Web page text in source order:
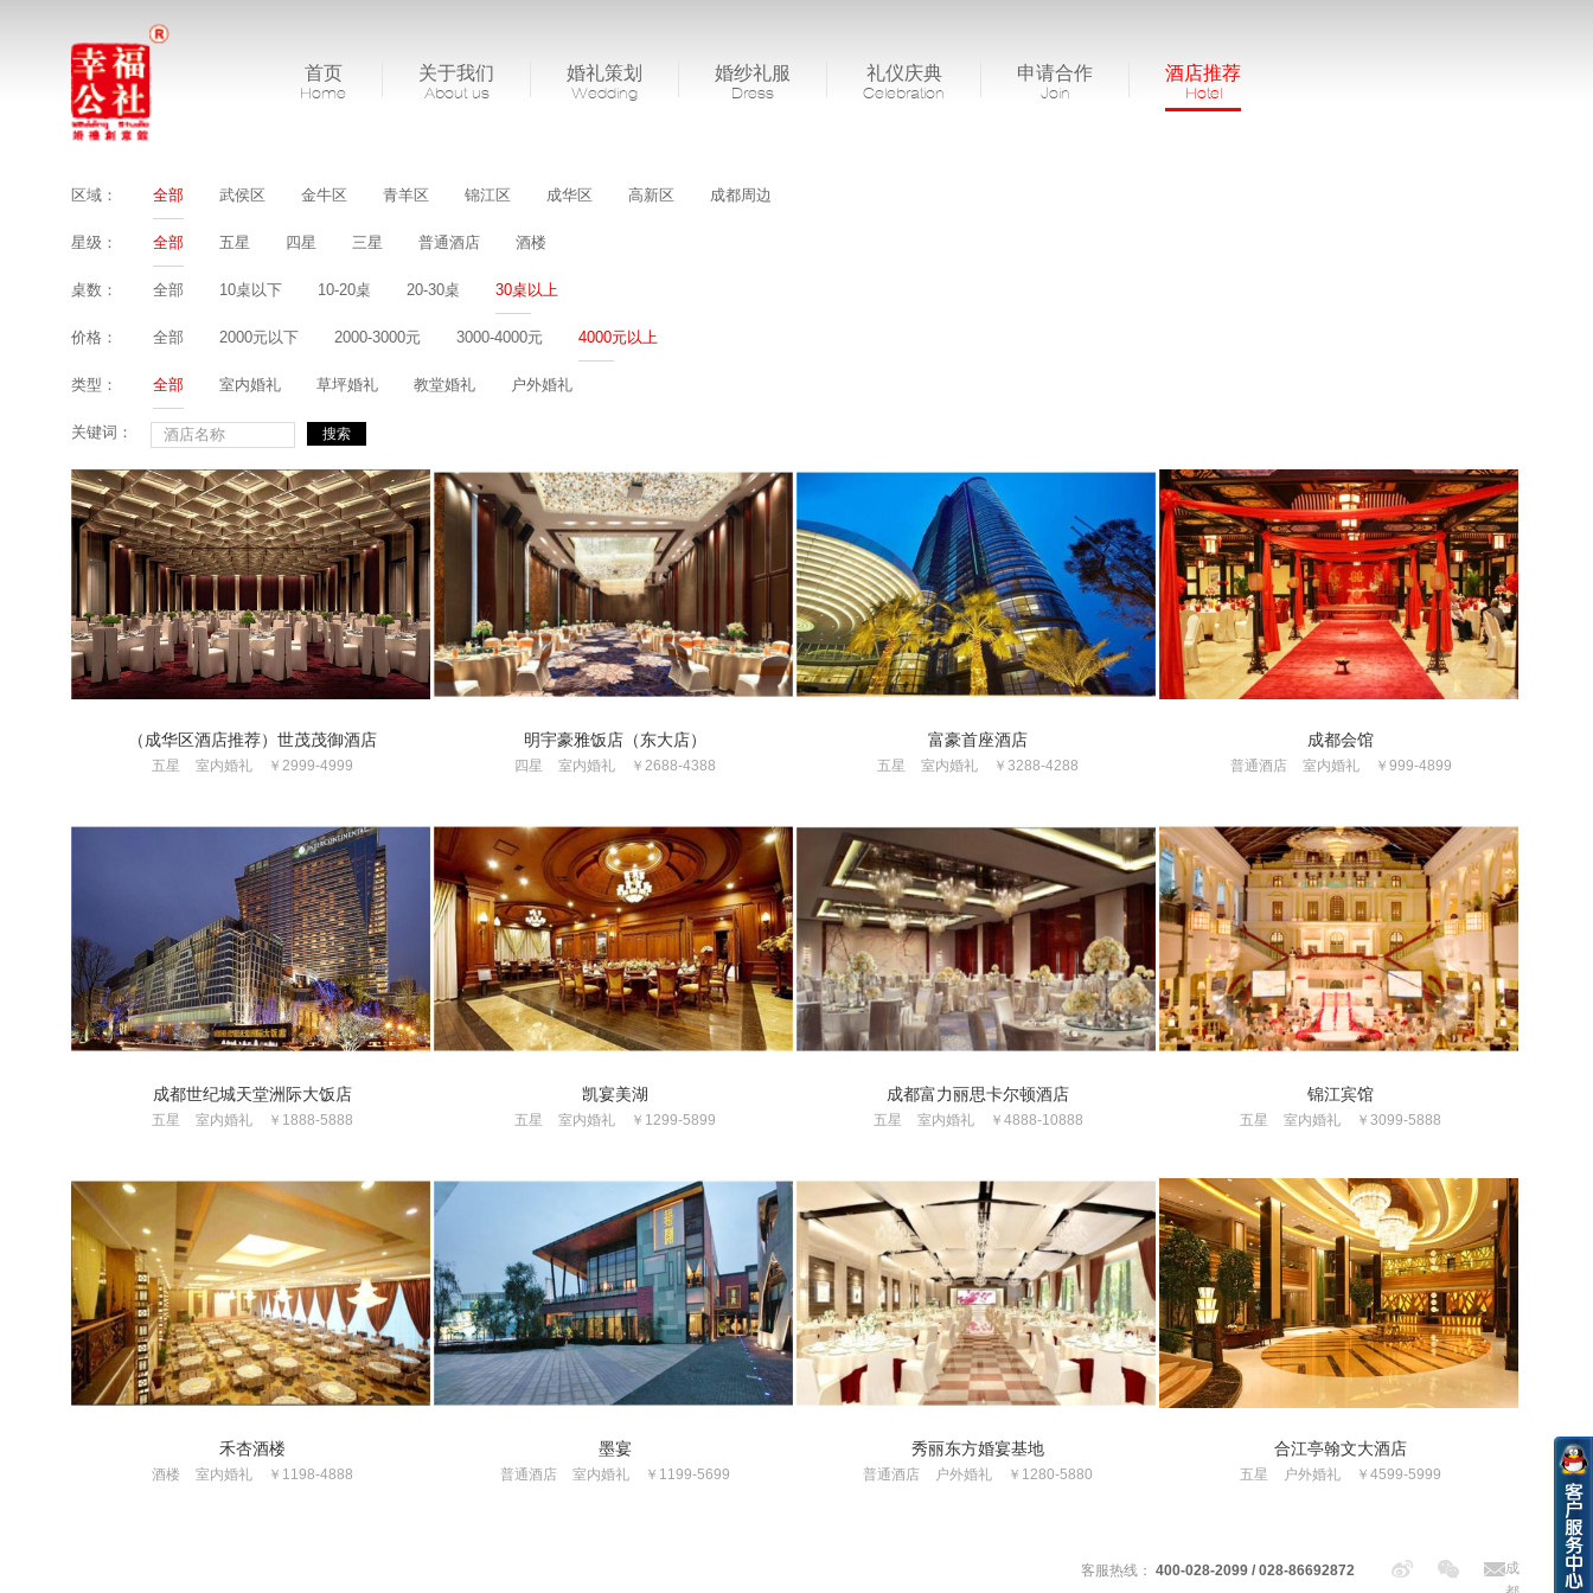
首页
Home
关于我们
About us
婚礼策划
Wedding
婚纱礼服
Dress
礼仪庆典
Celebration
申请合作
Join
酒店推荐
Hotel
区域： 全部 武侯区 金牛区 青羊区 锦江区 成华区 高新区 成都周边
星级： 全部 五星 四星 三星 普通酒店 酒楼
桌数： 全部 10桌以下 10-20桌 20-30桌 30桌以上
价格： 全部 2000元以下 2000-3000元 3000-4000元 4000元以上
类型： 全部 室内婚礼 草坪婚礼 教堂婚礼 户外婚礼
关键词：
（成华区酒店推荐）世茂茂御酒店
五星 室内婚礼 ￥2999-4999
明宇豪雅饭店（东大店）
四星 室内婚礼 ￥2688-4388
富豪首座酒店
五星 室内婚礼 ￥3288-4288
成都会馆
普通酒店 室内婚礼 ￥999-4899
成都世纪城天堂洲际大饭店
五星 室内婚礼 ￥1888-5888
凯宴美湖
五星 室内婚礼 ￥1299-5899
成都富力丽思卡尔顿酒店
五星 室内婚礼 ￥4888-10888
锦江宾馆
五星 室内婚礼 ￥3099-5888
禾杏酒楼
酒楼 室内婚礼 ￥1198-4888
墨宴
普通酒店 室内婚礼 ￥1199-5699
秀丽东方婚宴基地
普通酒店 户外婚礼 ￥1280-5880
合江亭翰文大酒店
五星 户外婚礼 ￥4599-5999
客服热线： 400-028-2099 / 028-86692872
成